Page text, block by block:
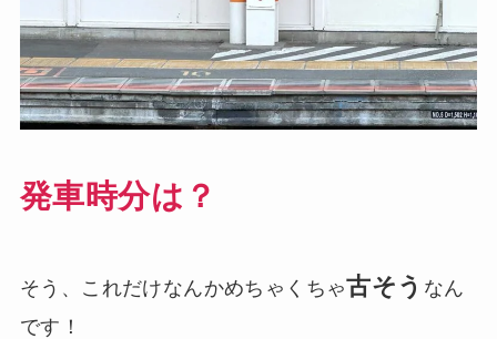
発車時分は？
そう、これだけなんかめちゃくちゃ古そう なん
です！